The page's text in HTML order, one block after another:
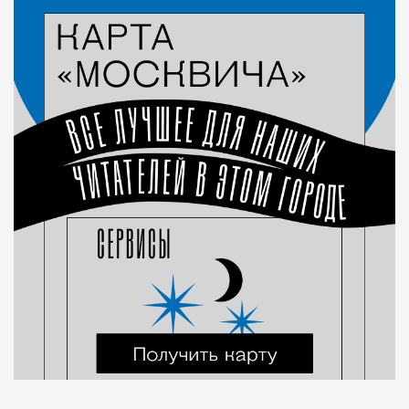
Город